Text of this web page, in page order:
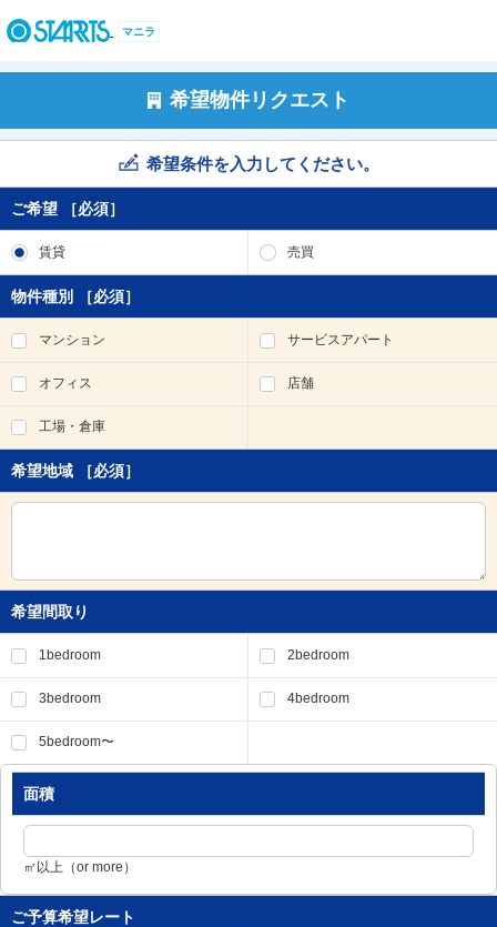
ー
内
動
ク
す
ヘ
ダ
情
報
に
ま
文
移
し
ま
。
情
報
マニラ
希望物件リクエスト
希望条件を入力してください。
ご希望 ［必須］
賃貸 売買
物件種別 ［必須］
マンション サービスアパート
オフィス 店舗
工場・倉庫
希望地域 ［必須］
希望間取り
1bedroom 2bedroom
3bedroom 4bedroom
5bedroom〜
面積
㎡以上（or more）
ご予算希望レート